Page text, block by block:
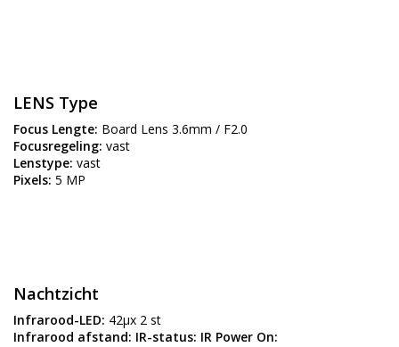
LENS Type
Focus Lengte: Board Lens 3.6mm / F2.0
Focusregeling: vast
Lenstype: vast
Pixels: 5 MP
Nachtzicht
Infrarood-LED: 42µx 2 st
Infrarood afstand: IR-status: IR Power On: